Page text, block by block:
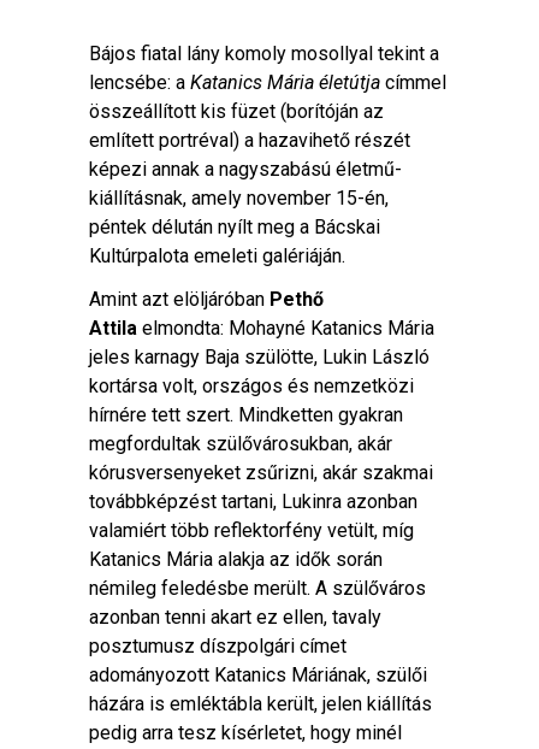
Bájos fiatal lány komoly mosollyal tekint a
lencsébe: a Katanics Mária életútja címmel
összeállított kis füzet (borítóján az
említett portréval) a hazavihető részét
képezi annak a nagyszabású életmű-
kiállításnak, amely november 15-én,
péntek délután nyílt meg a Bácskai
Kultúrpalota emeleti galériáján.
Amint azt elöljáróban Pethő
Attila elmondta: Mohayné Katanics Mária
jeles karnagy Baja szülötte, Lukin László
kortársa volt, országos és nemzetközi
hírnére tett szert. Mindketten gyakran
megfordultak szülővárosukban, akár
kórusversenyeket zsűrizni, akár szakmai
továbbképzést tartani, Lukinra azonban
valamiért több reflektorfény vetült, míg
Katanics Mária alakja az idők során
némileg feledésbe merült. A szülőváros
azonban tenni akart ez ellen, tavaly
posztumusz díszpolgári címet
adományozott Katanics Máriának, szülői
házára is emléktábla került, jelen kiállítás
pedig arra tesz kísérletet, hogy minél